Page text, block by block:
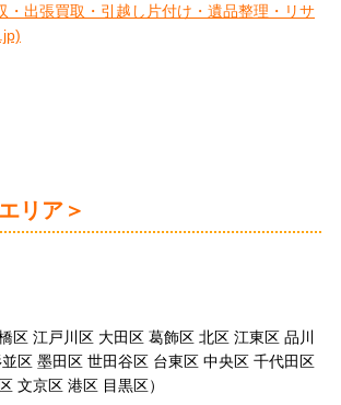
・出張買取・引越し片付け・遺品整理・リサ
リア＞
区 江戸川区 大田区 葛飾区 北区 江東区 品川
区 墨田区 世田谷区 台東区 中央区 千代田区
文京区 港区 目黒区）